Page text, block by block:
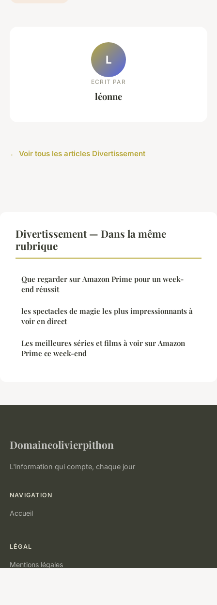
L
ECRIT PAR
léonne
← Voir tous les articles Divertissement
Divertissement — Dans la même
rubrique
Que regarder sur Amazon Prime pour un week-
end réussit
les spectacles de magie les plus impressionnants à
voir en direct
Les meilleures séries et films à voir sur Amazon
Prime ce week-end
Domaineolivierpithon
L'information qui compte, chaque jour
NAVIGATION
Accueil
LÉGAL
Mentions légales